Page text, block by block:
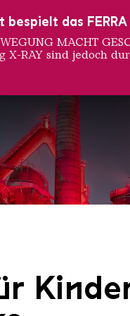
bespielt das
MACHT
RAY sind jedoch